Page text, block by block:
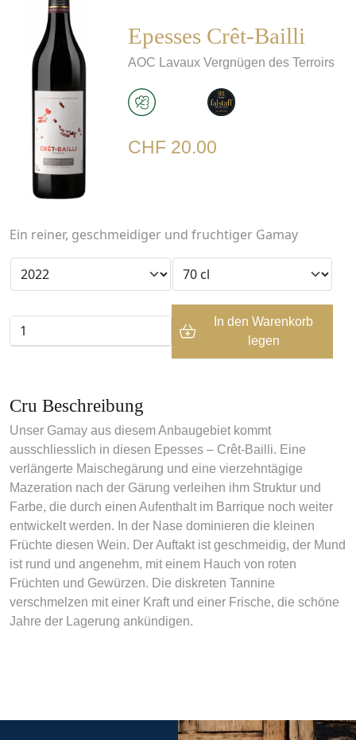
Epesses Crêt-Bailli
AOC Lavaux Vergnügen des Terroirs
CHF 20.00
Ein reiner, geschmeidiger und fruchtiger Gamay
In den Warenkorb
legen
Cru Beschreibung
Unser Gamay aus diesem Anbaugebiet kommt
ausschliesslich in diesen Epesses – Crêt-Bailli. Eine
verlängerte Maischegärung und eine vierzehntägige
Mazeration nach der Gärung verleihen ihm Struktur und
Farbe, die durch einen Aufenthalt im Barrique noch weiter
entwickelt werden. In der Nase dominieren die kleinen
Früchte diesen Wein. Der Auftakt ist geschmeidig, der Mund
ist rund und angenehm, mit einem Hauch von roten
Früchten und Gewürzen. Die diskreten Tannine
verschmelzen mit einer Kraft und einer Frische, die schöne
Jahre der Lagerung ankündigen.